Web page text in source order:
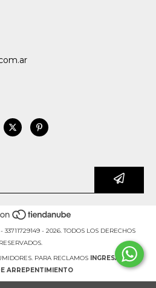
- 2026. TODOS LOS DERECHOS
RESERVADOS.
PARA RECLAMOS INGRESÁ ACÁ.
ARREPENTIMIENTO